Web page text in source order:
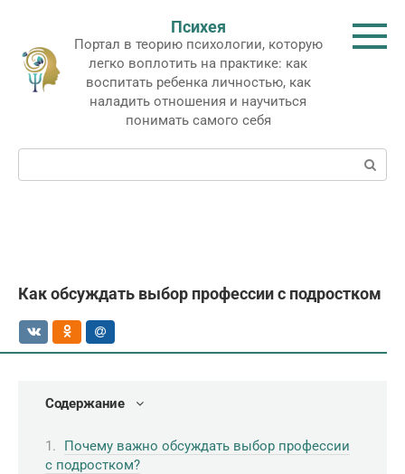
контенту
Психея
Портал в теорию психологии, которую
легко воплотить на практике: как
воспитать ребенка личностью, как
наладить отношения и научиться
понимать самого себя
Поиск:
Как обсуждать выбор профессии с подростком
Содержание
Почему важно обсуждать выбор профессии
с подростком?